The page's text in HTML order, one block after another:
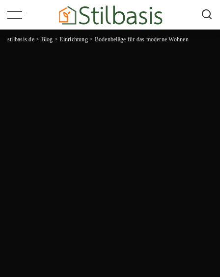
stilbasis.de> Blog >Einrichtung> Bodenbeläge für das moderne Wohnen